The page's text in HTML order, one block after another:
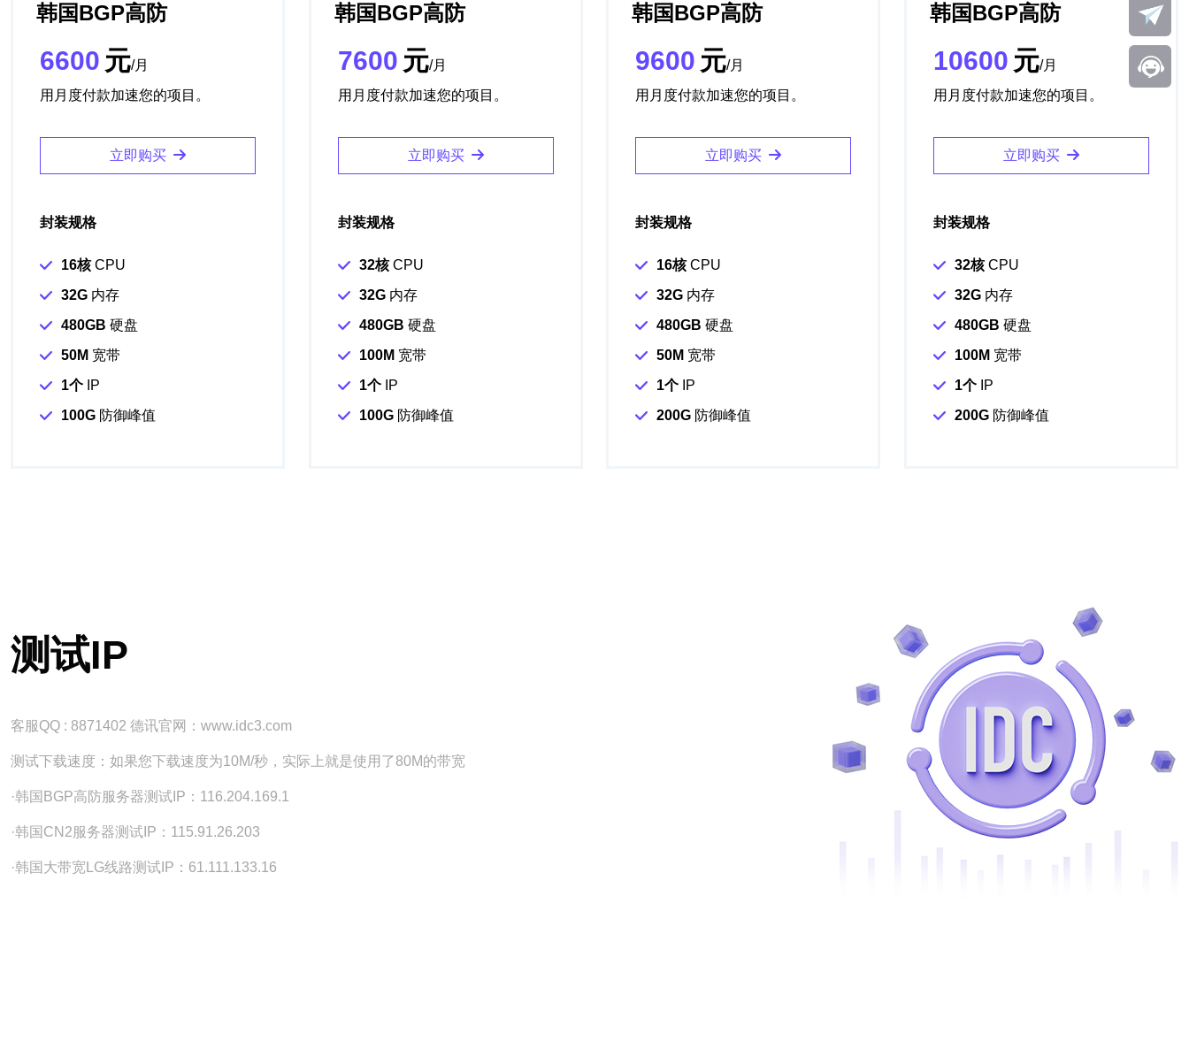
韩国BGP高防
6600 元/月
用月度付款加速您的项目。
立即购买
封装规格
16核CPU
32G 内存
480GB 硬盘
50M 宽带
1个 IP
100G 防御峰值
韩国BGP高防
7600 元/月
用月度付款加速您的项目。
立即购买
封装规格
32核CPU
32G内存
480GB 硬盘
100M 宽带
1个IP
100G防御峰值
韩国BGP高防
9600 元/月
用月度付款加速您的项目。
立即购买
封装规格
16核CPU
32G 内存
480GB 硬盘
50M 宽带
1个 IP
200G 防御峰值
韩国BGP高防
10600 元/月
用月度付款加速您的项目。
立即购买
封装规格
32核CPU
32G内存
480GB 硬盘
100M 宽带
1个IP
200G防御峰值
测试IP
客服QQ : 8871402 德讯官网：www.idc3.com
测试下载速度：如果您下载速度为10M/秒，实际上就是使用了80M的带宽
·韩国BGP高防服务器测试IP：116.204.169.1
·韩国CN2服务器测试IP：115.91.26.203
·韩国大带宽LG线路测试IP：61.111.133.16